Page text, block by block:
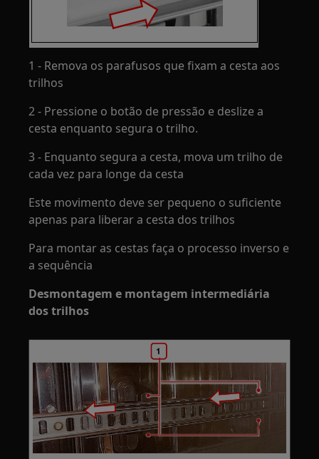
1 - Remova os parafusos que fixam a cesta aos
trilhos
2 - Pressione o botão de pressão e deslize a
cesta enquanto segura o trilho.
3 - Enquanto segura a cesta, mova um trilho de
cada vez para longe da cesta
Este movimento deve ser pequeno o suficiente
apenas para liberar a cesta dos trilhos
Para montar as cestas faça o processo inverso e
a sequência
Desmontagem e montagem intermediária
dos trilhos